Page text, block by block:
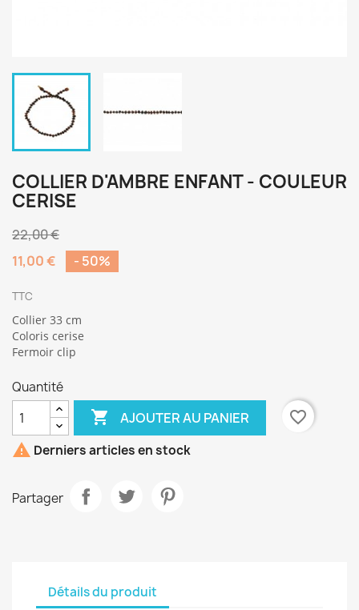
COLLIER D'AMBRE ENFANT - COULEUR
CERISE
22,00 €
11,00 €
- 50%
TTC
Collier 33 cm
Coloris cerise
Fermoir clip
Quantité
 AJOUTER AU PANIER
favorite_border
 Derniers articles en stock
Partager
Détails du produit